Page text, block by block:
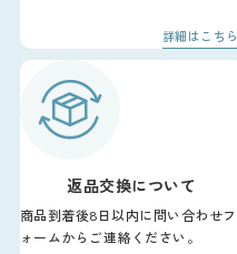
詳細はこちら
返品交換について
商品到着後8日以内に問い合わせフ
ォームからご連絡ください。